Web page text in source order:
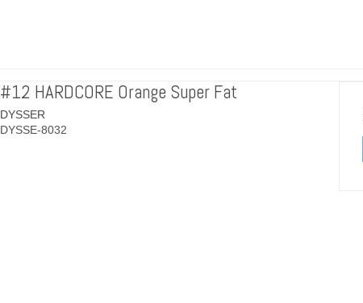
#12 HARDCORE Orange Super Fat
DYSSER
DYSSE-8032